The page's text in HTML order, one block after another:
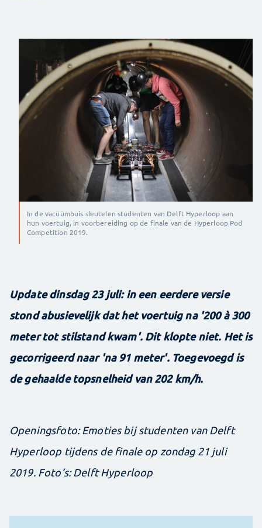
In de vacüümbuis sleutelen studenten van Delft Hyperloop aan
hun voertuig, in voorbereiding op de finale van de Hyperloop Pod
Competition 2019.
Update dinsdag 23 juli: in een eerdere versie
stond abusievelijk dat het voertuig na '200 à 300
meter tot stilstand kwam'. Dit klopte niet. Het is
gecorrigeerd naar 'na 91 meter'. Toegevoegd is
de gehaalde topsnelheid van 202 km/h.
Openingsfoto: Emoties bij studenten van Delft
Hyperloop tijdens de finale op zondag 21 juli
2019. Foto’s: Delft Hyperloop